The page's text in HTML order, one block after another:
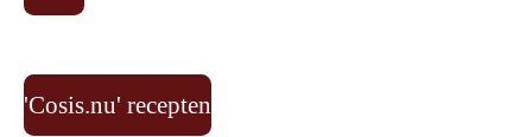
'Cosis.nu' recepten